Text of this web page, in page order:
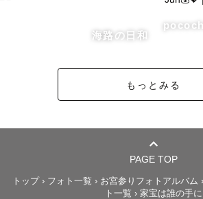
を形に残すこと
少しでも想いに共感できる方、まだ予約
海路の日和
もっとみる
PAGE TOP
トップ› フォト一覧 › お宮参りフォトアルバム ›
ト一覧 › 家宝は誰の手に